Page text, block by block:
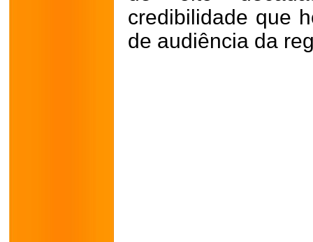
credibilidade que
de audiência da